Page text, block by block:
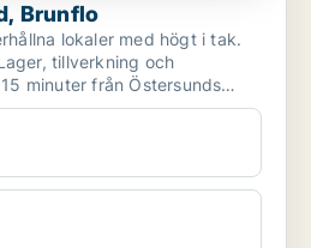
Brunflo
lokaler med högt i tak.
tillverkning och
minuter från Östersunds